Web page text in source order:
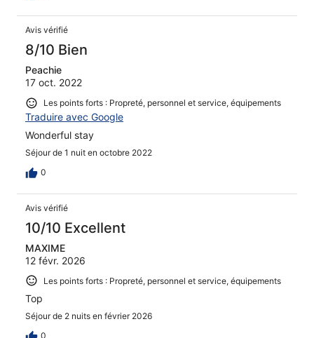
Avis vérifié
8/10 Bien
Peachie
17 oct. 2022
Les points forts : Propreté, personnel et service, équipements
Traduire avec Google
Wonderful stay
Séjour de 1 nuit en octobre 2022
0
Avis vérifié
10/10 Excellent
MAXIME
12 févr. 2026
Les points forts : Propreté, personnel et service, équipements
Top
Séjour de 2 nuits en février 2026
0